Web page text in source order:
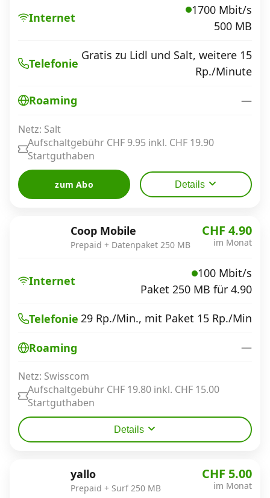
Internet
1700 Mbit/s
500 MB
Telefonie
Gratis zu Lidl und Salt, weitere 15
Rp./Minute
Roaming —
Netz: Salt
Aufschaltgebühr CHF 9.95 inkl. CHF 19.90
Startguthaben
zum Abo Details
Coop Mobile
Prepaid + Datenpaket 250 MB
CHF 4.90
im Monat
Internet
100 Mbit/s
Paket 250 MB für 4.90
Telefonie 29 Rp./Min., mit Paket 15 Rp./Min
Roaming —
Netz: Swisscom
Aufschaltgebühr CHF 19.80 inkl. CHF 15.00
Startguthaben
Details
yallo
Prepaid + Surf 250 MB
CHF 5.00
im Monat